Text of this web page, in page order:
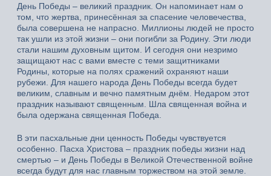
День Победы – великий праздник. Он напоминает нам о
том, что жертва, принесённая за спасение человечества,
была совершена не напрасно. Миллионы людей не просто
так ушли из этой жизни – они погибли за Родину. Эти люди
стали нашим духовным щитом. И сегодня они незримо
защищают нас с вами вместе с теми защитниками
Родины, которые на полях сражений охраняют наши
рубежи. Для нашего народа День Победы всегда будет
великим, славным и вечно памятным днём. Недаром этот
праздник называют священным. Шла священная война и
была одержана священная Победа.
В эти пасхальные дни ценность Победы чувствуется
особенно. Пасха Христова – праздник победы жизни над
смертью – и День Победы в Великой Отечественной войне
всегда будут для нас главным торжеством на этой земле.